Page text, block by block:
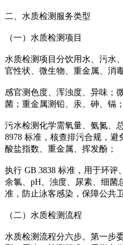
二、水质检测服务类型
（一）水质检测项目
水质检测项目分饮用水、污水
官性状、微生物、重金属、消
感官测色度、浑浊度、异味；
菌；重金属测铅、汞、砷、镉
污水检测化学需氧量、氨氮、
8978 标准，核查排污合规，
酸盐指数、重金属、挥发酚；
执行 GB 3838 标准，用于环评
余氯、pH、浊度、尿素、细菌
准，防止泳客感染，保障公共卫
（二）水质检测流程
水质检测流程分六步。第一步